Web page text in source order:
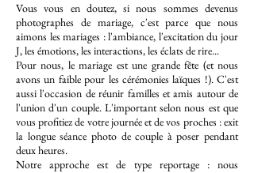
Vous vous en doutez, si nous sommes devenus
photographes de mariage, c'est parce que nous
aimons les mariages : l'ambiance, l'excitation du jour
J, les émotions, les interactions, les éclats de rire...
Pour nous, le mariage est une grande fête (et nous
avons un faible pour les cérémonies laïques !). C'est
aussi l'occasion de réunir familles et amis autour de
l'union d'un couple. L'important selon nous est que
vous profitiez de votre journée et de vos proches : exit
la longue séance photo de couple à poser pendant
deux heures.
Notre approche est de type reportage : nous